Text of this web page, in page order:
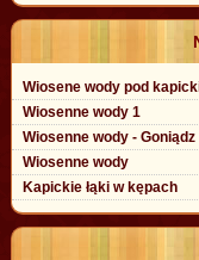
Wiosene wody pod
Wiosenne wody 1
Wiosenne wody - Goniądz
Wiosenne wody
Kapickie łąki w kępach